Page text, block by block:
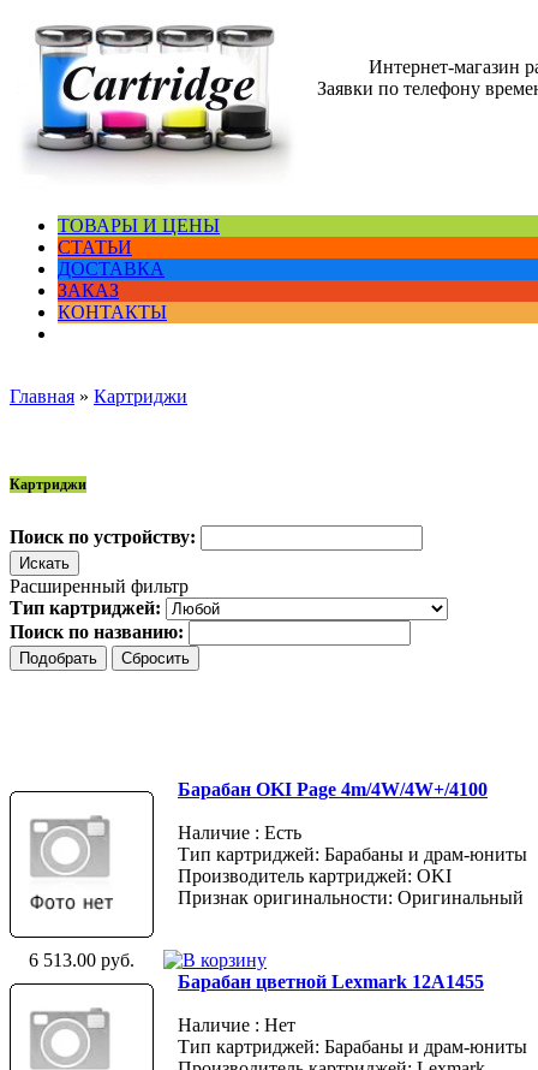
Интернет-магазин
Заявки по телефону
ТОВАРЫ И ЦЕНЫ
СТАТЬИ
ДОСТАВКА
ЗАКАЗ
КОНТАКТЫ
Главная » Картриджи
Картриджи
Поиск по устройству:
Расширенный фильтр
Тип картриджей:
Поиск по названию:
Барабан OKI Page 4m/4W/4W+/4100
Наличие : Есть
Тип картриджей: Барабаны и драм-юниты
Производитель картриджей: OKI
Признак оригинальности: Оригинальный
6 513.00 руб.
Барабан цветной Lexmark 12A1455
Наличие : Нет
Тип картриджей: Барабаны и драм-юниты